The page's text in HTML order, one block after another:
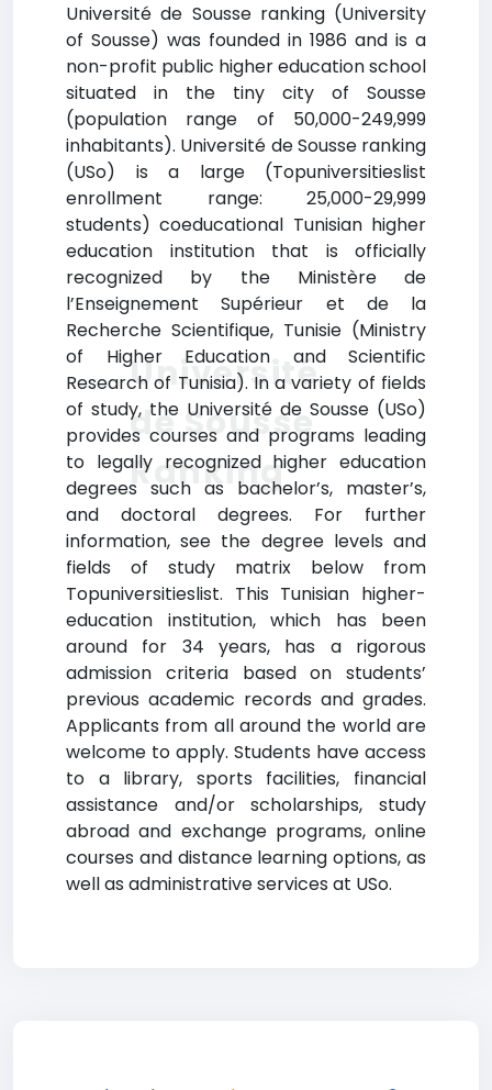
Université de Sousse ranking (University
of Sousse) was founded in 1986 and is a
non-profit public higher education school
situated in the tiny city of Sousse
(population range of 50,000-249,999
inhabitants). Université de Sousse ranking
(USo) is a large (Topuniversitieslist
enrollment range: 25,000-29,999
students) coeducational Tunisian higher
education institution that is officially
recognized by the Ministère de
l’Enseignement Supérieur et de la
Recherche Scientifique, Tunisie (Ministry
of Higher Education and Scientific
Research of Tunisia). In a variety of fields
of study, the Université de Sousse (USo)
provides courses and programs leading
to legally recognized higher education
degrees such as bachelor’s, master’s,
and doctoral degrees. For further
information, see the degree levels and
fields of study matrix below from
Topuniversitieslist. This Tunisian higher-
education institution, which has been
around for 34 years, has a rigorous
admission criteria based on students’
previous academic records and grades.
Applicants from all around the world are
welcome to apply. Students have access
to a library, sports facilities, financial
assistance and/or scholarships, study
abroad and exchange programs, online
courses and distance learning options, as
well as administrative services at USo.
Université
de Sousse
Ranking